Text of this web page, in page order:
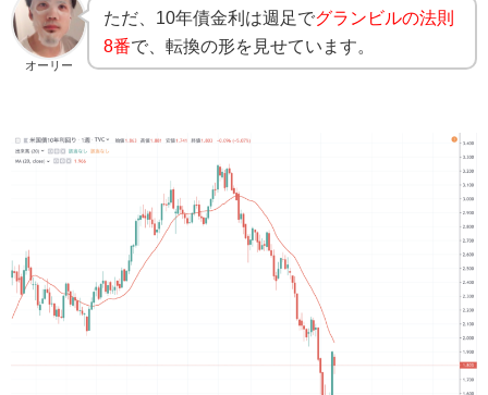
オーリー
ただ、10年債金利は週足でグランビルの法則
8番で、転換の形を見せています。